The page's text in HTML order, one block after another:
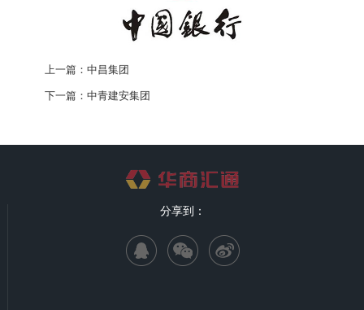
上一篇： 中昌集团
下一篇： 中青建安集团
分享到：